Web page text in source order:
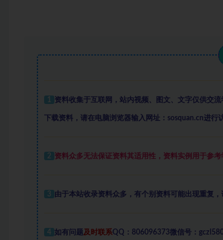
1 资料收集于互联网 ， 站内视频、图文、文字仅供交
下载资料，请在电脑浏览器输入网址：sosquan.cn进行
2 资料众多无法保证资料其适用性，资料实例 用于参
3 由于本站收录资料众多，有个别资料可能出现重复，
4 如有问题及时联系QQ：806096373微信号：